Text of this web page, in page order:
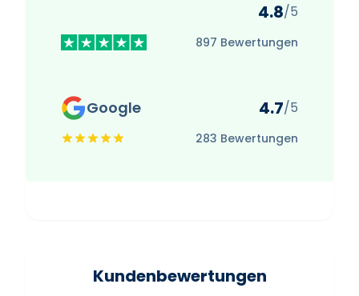
4.8/5
897 Bewertungen
Google 4.7/5
283 Bewertungen
Kundenbewertungen